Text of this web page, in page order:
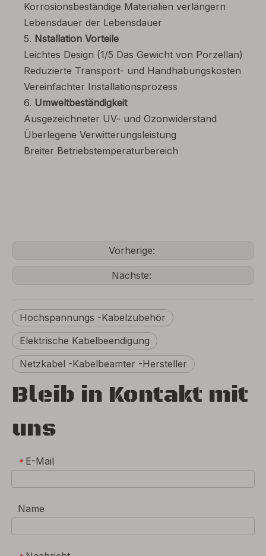
Korrosionsbeständige Materialien verlängern
Lebensdauer der Lebensdauer
5. Nstallation Vorteile
Leichtes Design (1/5 Das Gewicht von Porzellan)
Reduzierte Transport- und Handhabungskosten
Vereinfachter Installationsprozess
6. Umweltbeständigkeit
Ausgezeichneter UV- und Ozonwiderstand
Überlegene Verwitterungsleistung
Breiter Betriebstemperaturbereich
Vorherige:
Nächste:
Hochspannungs -Kabelzubehör
Elektrische Kabelbeendigung
Netzkabel -Kabelbeamter -Hersteller
Bleib in Kontakt mit
uns
* E-Mail
Name